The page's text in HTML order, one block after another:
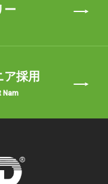
ー
採用
Nam